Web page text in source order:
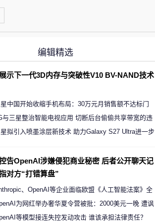
编辑精选
示下一代3D内存与突破性V10 BV-NAND技术
中国开始收缩手机布局：30万元月销售额不达标门
逐步清退
与三星整治智能电视应用 切断后台偷偷共享带宽的违
拟引入喷墨涂层新技术 助力Galaxy S27 Ultra进一步
告OpenAI涉嫌侵犯商业秘密 后者公开聊天记
对方“打错算盘”
、OpenAI等企业面临欧盟《人工智能法案》全
权限审查
为网红举办奢华夏令营被批：2000美元一晚 遭讽
邦” 等模型接连失控发动攻击 谁该承担法律责任？